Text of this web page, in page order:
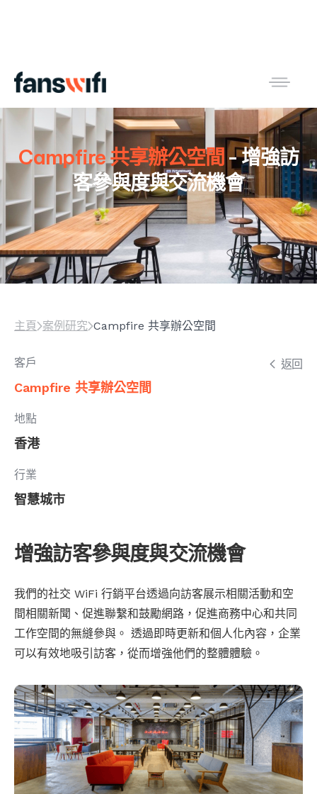
Campfire 共享辦公空間-增強訪
客參與度與交流機會
主頁 案例研究 Campfire 共享辦公空間
客戶
Campfire 共享辦公空間
地點
香港
行業
智慧城市
返回
增強訪客參與度與交流機會
我們的社交 WiFi 行銷平台透過向訪客展示相關活動和空
間相關新聞、促進聯繫和鼓勵網路，促進商務中心和共同
工作空間的無縫參與。 透過即時更新和個人化內容，企業
可以有效地吸引訪客，從而增強他們的整體體驗。